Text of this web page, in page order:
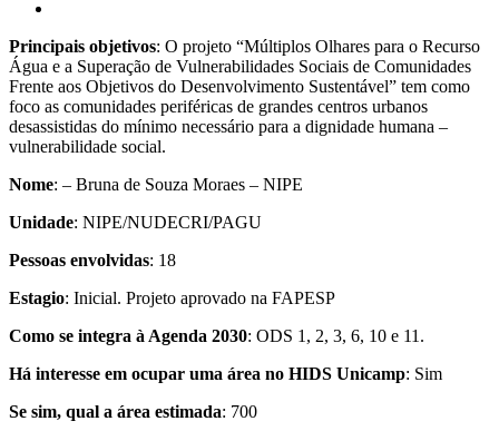
Principais objetivos: O projeto “Múltiplos Olhares para o Recurso
Água e a Superação de Vulnerabilidades Sociais de Comunidades
Frente aos Objetivos do Desenvolvimento Sustentável” tem como
foco as comunidades periféricas de grandes centros urbanos
desassistidas do mínimo necessário para a dignidade humana –
vulnerabilidade social.
Nome: – Bruna de Souza Moraes – NIPE
Unidade: NIPE/NUDECRI/PAGU
Pessoas envolvidas: 18
Estagio: Inicial. Projeto aprovado na FAPESP
Como se integra à Agenda 2030: ODS 1, 2, 3, 6, 10 e 11.
Há interesse em ocupar uma área no HIDS Unicamp: Sim
Se sim, qual a área estimada: 700